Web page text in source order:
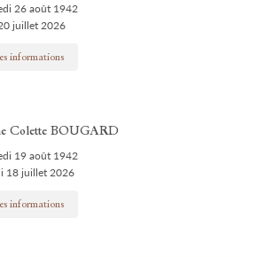
26 août 1942
juillet 2026
informations
Colette BOUGARD
19 août 1942
18 juillet 2026
informations